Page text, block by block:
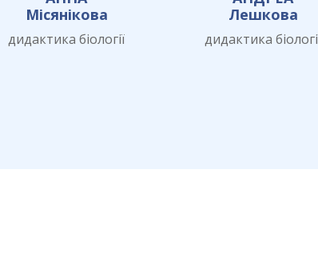
Місянікова
дидактика біології
Лешкова
дидактика